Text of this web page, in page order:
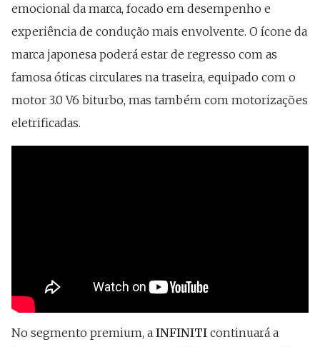
emocional da marca, focado em desempenho e
experiência de condução mais envolvente. O ícone da
marca japonesa poderá estar de regresso com as
famosa óticas circulares na traseira, equipado com o
motor 3.0 V6 biturbo, mas também com motorizações
eletrificadas.
No segmento premium, a INFINITI continuará a